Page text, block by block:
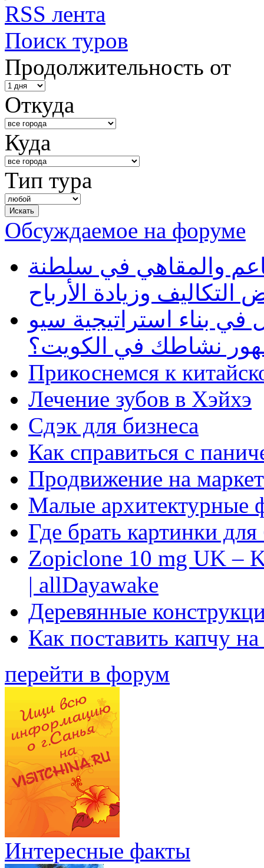
RSS лента
Поиск туров
Продолжительность от
Откуда
Куда
Тип тура
Обсуждаемое на форуме
والمقاهي في سلطنة
وزيادة الأرباح
بناء استراتيجية سيو
نشاطك في الكويت؟
Прикоснемся к
Лечение зубов в Хэйхэ
Сдэк для бизнеса
Как справиться с
Продвижение на
Малые архитектурные
Где брать картинки
Zopiclone 10 mg UK –
| allDayawake
Деревянные
Как поставить капчу
перейти в форум
Интересные факты